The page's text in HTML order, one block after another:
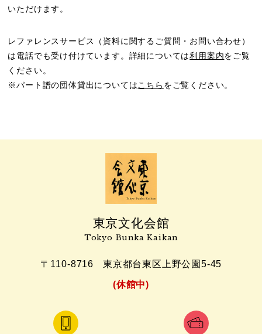
いただけます。
レファレンスサービス（資料に関するご質問・お問い合わせ）
は電話でも受け付けています。詳細については利用案内をご覧
ください。
※パート譜の団体貸出についてはこちら をご覧ください。
東京文化会館
Tokyo Bunka Kaikan
〒110-8716 東京都台東区上野公園5-45
(休館中)